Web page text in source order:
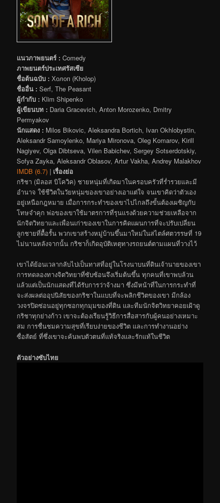
แนวภาพยนตร์ : Comedy
ภาพยนตร์ประเทศรัสเซีย
ชื่อต้นฉบับ : Холоп (Kholop)
ชื่ออื่น : Serf, The Peasant
ผู้กำกับ : Klim Shipenko
ผู้เขียนบท : Daria Gracevich, Anton Morozenko, Dmitry
Permyakov
นักแสดง : Milos Bikovic, Aleksandra Bortich, Ivan Okhlobystin,
Aleksandr Samoylenko, Mariya Mironova, Oleg Komarov, Kirill
Nagiyev, Olga Dibtseva, Vilen Babichev, Sergey Sotserdotskiy,
Sofya Zayka, Aleksandr Oblasov, Artur Vakha, Andrey Malakhov
IMDB (6.7) | เรื่องย่อ
กริชา (มิลอส บิโควิค) ชายหนุ่มที่เกิดมาในครอบครัวที่ร่ำรวยและมี
อำนาจ ใช้ชีวิตในวัยหนุ่มของเขาอย่างเอาแต่ใจ จนเขาคิดว่าตัวเอง
อยู่เหนือกฎหมาย เมื่อการกระทำของเขาไปไกลถึงขั้นต้องเผชิญกับ
โทษจำคุก พ่อของเขาใช้มาตรการที่รุนแรงด้วยความช่วยเหลือจาก
นักจิตวิทยาและเพื่อนเก่าของเขาในการคิดแผนการที่จะปรับเปลี่ยน
ลูกชายที่ดื้อรั้น พวกเขาสร้างหมู่บ้านขึ้นมาใหม่ในสไตล์ศตวรรษที่ 19
ไม่นานหลังจากนั้น กริชาก็เกิดอุบัติเหตุทางรถยนต์ตามแผนที่วางไว้
เขาได้ย้อนเวลากลับไปเป็นทาสที่อยู่ในโรงนาบนที่ดินเจ้านายของเขา
การทดลองทางจิตวิทยาที่ซับซ้อนจึงเริ่มต้นขึ้น ทุกคนที่เขาพบล้วน
แล้วแต่เป็นนักแสดงที่ได้รับการว่าจ้างมา ซึ่งมีหน้าที่ในการกระทำที่
จะส่งผลต่ออุปนิสัยของกริชาในแบบที่จะพลิกชีวิตของเขา มีกล้อง
วงจรปิดซ่อนอยู่ทุกซอกทุกมุมของที่ดิน และทีมนักจิตวิทยาคอยเฝ้าดู
กริชาทุกย่างก้าว เขาจะต้องเรียนรู้วิธีการสื่อสารกับผู้คนอย่างเหมาะ
สม การชื่นชมความสุขที่เรียบง่ายของชีวิต และการทำงานอย่าง
ซื่อสัตย์ ที่ซึ่งเขาจะค้นพบตัวตนที่แท้จริงและรักแท้ในชีวิต
ตัวอย่างซับไทย